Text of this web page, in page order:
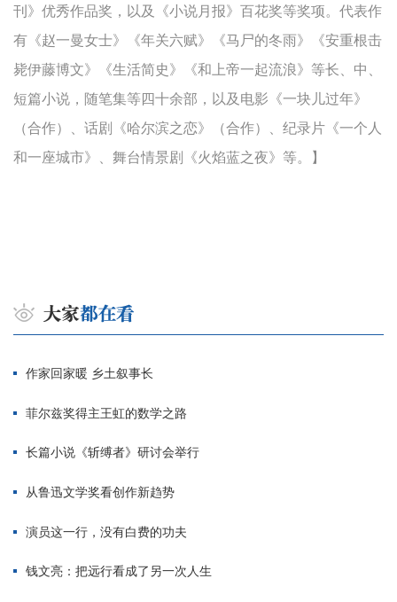
刊》优秀作品奖，以及《小说月报》百花奖等奖项。代表作
有《赵一曼女士》《年关六赋》《马尸的冬雨》《安重根击
毙伊藤博文》《生活简史》《和上帝一起流浪》等长、中、
短篇小说，随笔集等四十余部，以及电影《一块儿过年》
（合作）、话剧《哈尔滨之恋》（合作）、纪录片《一个人
和一座城市》、舞台情景剧《火焰蓝之夜》等。】
作家回家暖 乡土叙事长
菲尔兹奖得主王虹的数学之路
长篇小说《斩缚者》研讨会举行
从鲁迅文学奖看创作新趋势
演员这一行，没有白费的功夫
钱文亮：把远行看成了另一次人生